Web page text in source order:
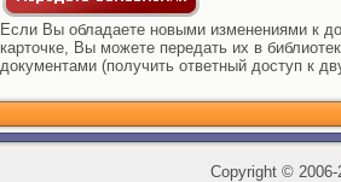
Если Вы обладаете новыми изменениями к
карточке, Вы можете передать их в
документами (получить ответный доступ к
Copyright ©